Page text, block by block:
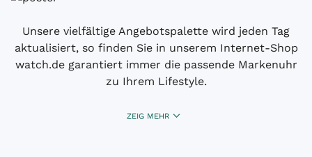
Unsere vielfältige Angebotspalette wird jeden Tag
aktualisiert, so finden Sie in unserem Internet-Shop
watch.de garantiert immer die passende Markenuhr
zu Ihrem Lifestyle.
ZEIG MEHR